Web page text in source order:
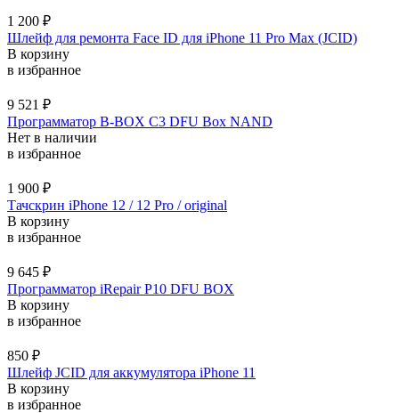
1 200 ₽
Шлейф для ремонта Face ID для iPhone 11 Pro Max (JCID)
В корзину
в избранное
9 521 ₽
Программатор B-BOX C3 DFU Box NAND
Нет в наличии
в избранное
1 900 ₽
Тачскрин iPhone 12 / 12 Pro / original
В корзину
в избранное
9 645 ₽
Программатор iRepair P10 DFU BOX
В корзину
в избранное
850 ₽
Шлейф JCID для аккумулятора iPhone 11
В корзину
в избранное